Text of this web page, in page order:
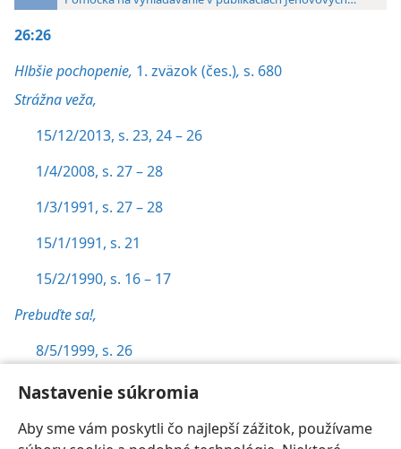
Nastavenie súkromia
Aby sme vám poskytli čo najlepší zážitok, používame
26:26
Hlbšie pochopenie, 1. zväzok (čes.), s. 680
Strážna veža,
15/12/2013, s. 23, 24 – 26
1/4/2008, s. 27 – 28
1/3/1991, s. 27 – 28
15/1/1991, s. 21
15/2/1990, s. 16 – 17
Prebuďte sa!,
8/5/1999, s. 26
Rozhovory,s. 227